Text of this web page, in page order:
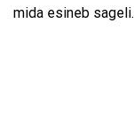
mida esineb sageli.